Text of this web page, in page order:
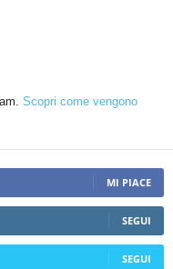
Scopri come vengono
MI PIACE
SEGUI
SEGUI